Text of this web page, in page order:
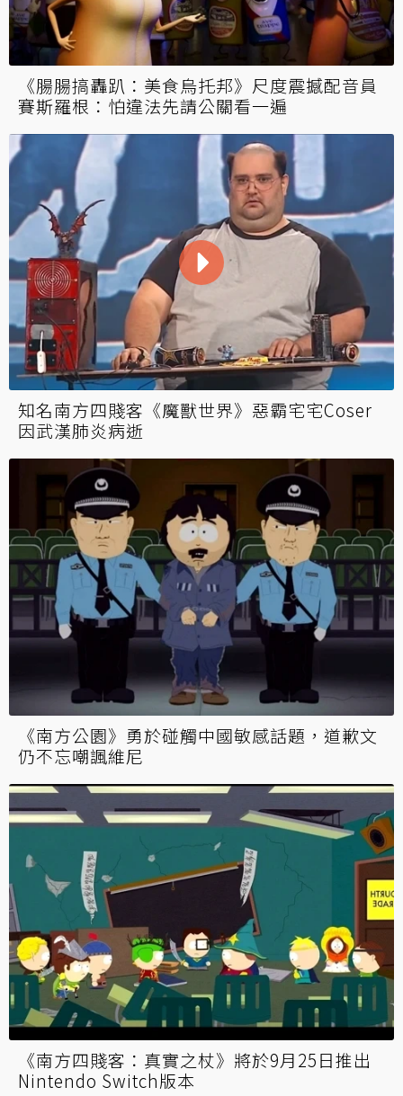
《腸腸搞轟趴：美食烏托邦》尺度震撼配音員
賽斯羅根：怕違法先請公關看一遍
知名南方四賤客《魔獸世界》惡霸宅宅Coser
因武漢肺炎病逝
《南方公園》勇於碰觸中國敏感話題，道歉文
仍不忘嘲諷維尼
《南方四賤客：真實之杖》將於9月25日推出
Nintendo Switch版本